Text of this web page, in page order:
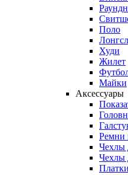
Поло
Худи
Жилет
Майки
Аксессуары
Ремни
Чехлы
Чехлы